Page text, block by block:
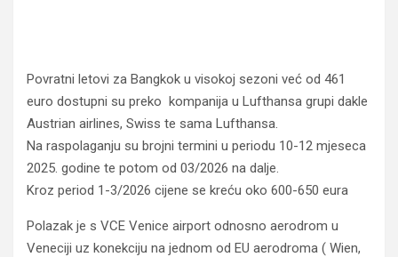
Povratni letovi za Bangkok u visokoj sezoni već od 461
euro dostupni su preko kompanija u Lufthansa grupi dakle
Austrian airlines, Swiss te sama Lufthansa.
Na raspolaganju su brojni termini u periodu 10-12 mjeseca
2025. godine te potom od 03/2026 na dalje.
Kroz period 1-3/2026 cijene se kreću oko 600-650 eura
Polazak je s VCE Venice airport odnosno aerodrom u
Veneciji uz konekciju na jednom od EU aerodroma ( Wien,